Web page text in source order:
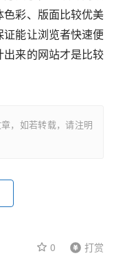
色彩、版面比较优美
证能让浏览者快速便
出来的网站才是比较
，如若转载，请注明
0 打赏